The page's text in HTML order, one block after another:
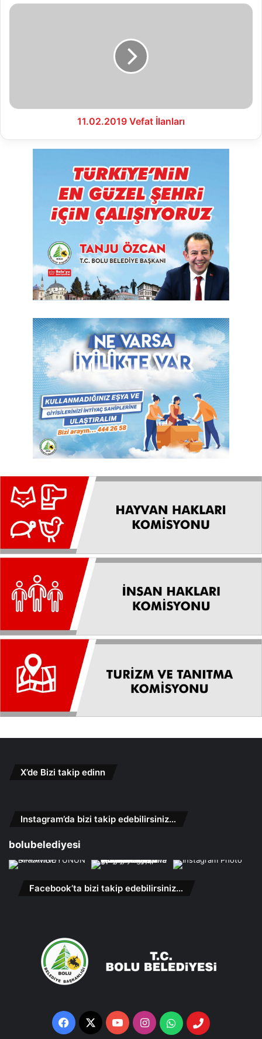
11.02.2019
11.02.2019 Vefat İlanları
X’de Bizi takip edinn
Instagram’da bizi takip edebilirsiniz…
bolubelediyesi
Facebook’ta bizi takip edebilirsiniz…
Facebook
X YouTubeInstagramWhatsappTelefon